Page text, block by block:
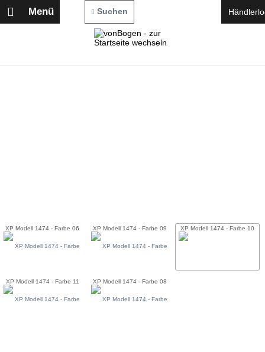
Suchen
Menü
XP Modell 1474 - Farbe 06 XP Modell 1474 - Farbe 09 XP Modell 1474 - Farbe 10
XP Modell 1474 - Farbe 11 XP Modell 1474 - Farbe 08